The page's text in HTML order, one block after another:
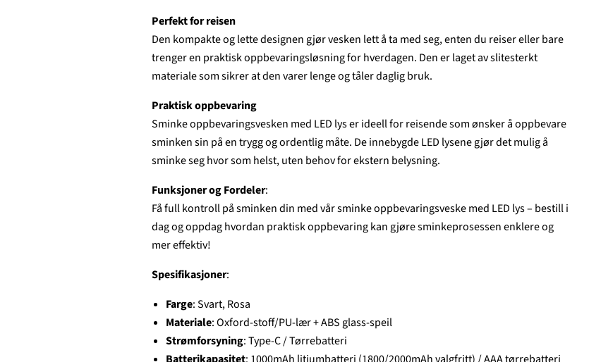
Perfekt for reisen
Den kompakte og lette designen gjør vesken lett å ta med seg, enten du reiser eller bare
trenger en praktisk oppbevaringsløsning for hverdagen. Den er laget av slitesterkt
materiale som sikrer at den varer lenge og tåler daglig bruk.
Praktisk oppbevaring
Sminke oppbevaringsvesken med LED lys er ideell for reisende som ønsker å oppbevare
sminken sin på en trygg og ordentlig måte. De innebygde LED lysene gjør det mulig å
sminke seg hvor som helst, uten behov for ekstern belysning.
Funksjoner og Fordeler:
Få full kontroll på sminken din med vår sminke oppbevaringsveske med LED lys – bestill i
dag og oppdag hvordan praktisk oppbevaring kan gjøre sminkeprosessen enklere og
mer effektiv!
Spesifikasjoner:
Farge: Svart, Rosa
Materiale: Oxford-stoff/PU-lær + ABS glass-speil
Strømforsyning: Type-C / Tørrebatteri